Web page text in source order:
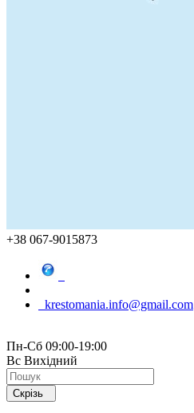
+38 067-9015873
krestomania.info@gmail.com
Пн-Сб 09:00-19:00
Вс Вихідний
Скрізь